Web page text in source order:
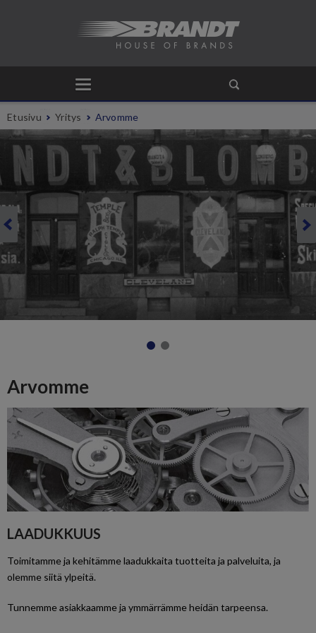
Etusivu Yritys Arvomme
Arvomme
LAADUKKUUS
Toimitamme ja kehitämme laadukkaita tuotteita ja palveluita, ja
olemme siitä ylpeitä.
Tunnemme asiakkaamme ja ymmärrämme heidän tarpeensa.